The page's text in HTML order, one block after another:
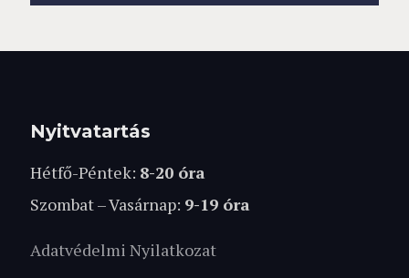
Nyitvatartás
Hétfő-Péntek: 8-20 óra
Szombat – Vasárnap: 9-19 óra
Adatvédelmi Nyilatkozat